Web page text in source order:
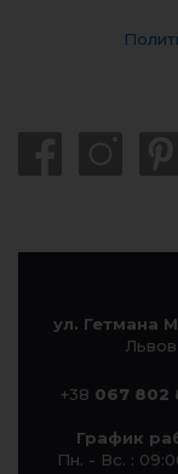
ул. Гетмана
Львов
+38 067 802
График
Пн. - Вс. :